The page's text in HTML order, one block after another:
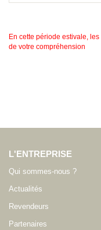
En cette période estivale,
de votre compréhension
L'ENTREPRISE
Qui sommes-nous ?
Actualités
Revendeurs
Partenaires